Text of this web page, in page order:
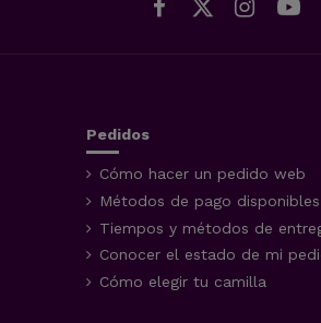
Pedidos
Cómo hacer un pedido web
Métodos de pago disponibles
Tiempos y métodos de
Conocer el estado de mi
Cómo elegir tu camilla